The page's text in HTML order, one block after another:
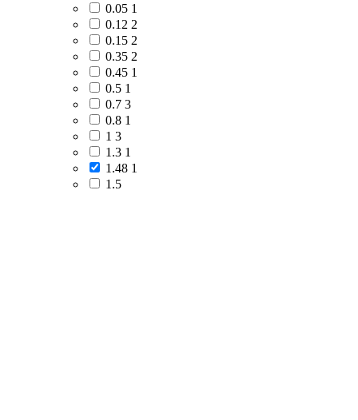
0.05 1
0.12 2
0.15 2
0.35 2
0.45 1
0.5 1
0.7 3
0.8 1
1 3
1.3 1
1.48 1
1.5